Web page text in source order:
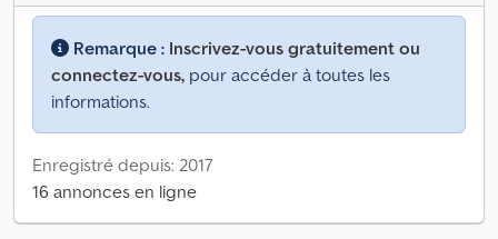
Remarque : Inscrivez-vous gratuitement ou
connectez-vous, pour accéder à toutes les
informations.
Enregistré depuis: 2017
16 annonces en ligne